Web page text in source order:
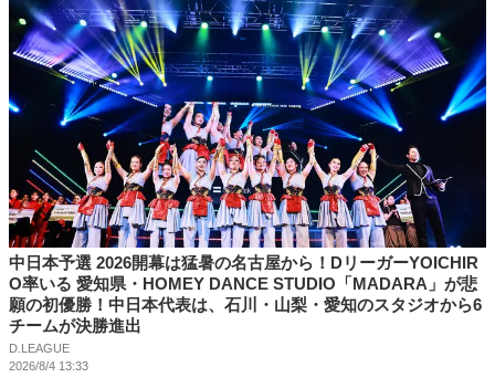
中日本予選 2026開幕は猛暑の名古屋から！DリーガーYOICHIR
O率いる 愛知県・HOMEY DANCE STUDIO「MADARA」が悲
願の初優勝！中日本代表は、石川・山梨・愛知のスタジオから6
チームが決勝進出
D.LEAGUE
2026/8/4 13:33